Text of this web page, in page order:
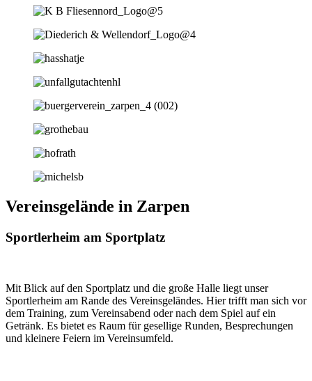
Vereinsgelände in Zarpen
Sportlerheim am Sportplatz
Mit Blick auf den Sportplatz und die große Halle liegt unser
Sportlerheim am Rande des Vereinsgeländes. Hier trifft man sich vor
dem Training, zum Vereinsabend oder nach dem Spiel auf ein
Getränk. Es bietet es Raum für gesellige Runden, Besprechungen
und kleinere Feiern im Vereinsumfeld.